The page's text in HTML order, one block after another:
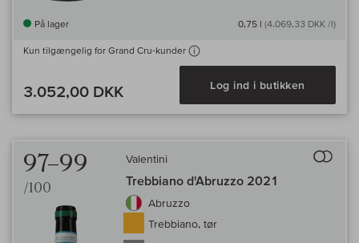
På lager 0,75 l (4.069,33 DKK /l)
Kun tilgængelig for Grand Cru-kunder
3.052,00 DKK Log ind i butikken
97–99
/100
Valentini
Trebbiano d'Abruzzo 2021
Abruzzo
Trebbiano, tør